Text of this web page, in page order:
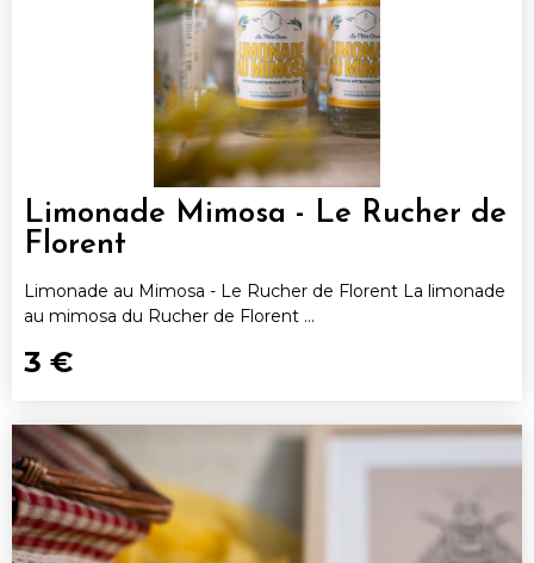
Limonade Mimosa - Le Rucher de
Florent
Limonade au Mimosa - Le Rucher de Florent La limonade
au mimosa du Rucher de Florent ...
3 €